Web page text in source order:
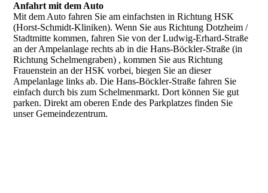
Anfahrt mit dem Auto
Mit dem Auto fahren Sie am einfachsten in Richtung HSK
(Horst-Schmidt-Kliniken). Wenn Sie aus Richtung Dotzheim /
Stadtmitte kommen, fahren Sie von der Ludwig-Erhard-Straße
an der Ampelanlage rechts ab in die Hans-Böckler-Straße (in
Richtung Schelmengraben) , kommen Sie aus Richtung
Frauenstein an der HSK vorbei, biegen Sie an dieser
Ampelanlage links ab. Die Hans-Böckler-Straße fahren Sie
einfach durch bis zum Schelmenmarkt. Dort können Sie gut
parken. Direkt am oberen Ende des Parkplatzes finden Sie
unser Gemeindezentrum.